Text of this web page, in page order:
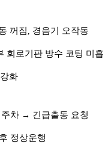
꺼짐 , 경음기 오작동
회로기판 방수 코팅 미흡
화
차 → 긴급출동 요청
정상운행